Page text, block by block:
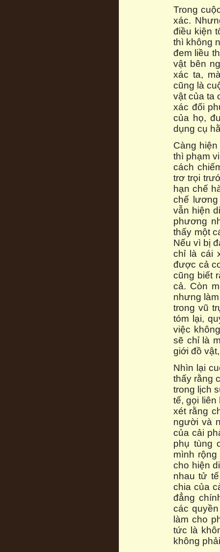
Trong
xác.
điều kiện
thì không
đem liều
vật bên
xác ta,
cũng là
vật của ta
xác đối
của họ,
dụng cụ
Càng
thì phạm
cách
trơ trọi
hạn chế
chế
vẫn hiện
phương
thấy một
Nếu vì bị
chỉ là cái
được cả
cũng biết
cả. Còn
nhưng
trong vũ
tóm lại,
việc
sẽ chỉ là
giới đồ
Nhìn lại
thấy rằng
trong lịch
tế, gọi
xét rằng
người và
của cải
phụ tùng
mình
cho hiện
nhau tử
chia của
đẳng
các
làm cho
tức là
không